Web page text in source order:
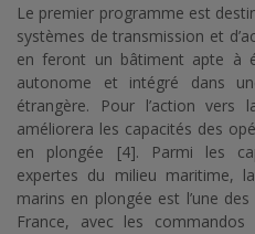
Le premier programme est
systèmes de transmission et
en feront un bâtiment apte à
autonome et intégré dans
étrangère. Pour l’action
améliorera les capacités des
en plongée [4]. Parmi les
expertes du milieu maritime,
marins en plongée est l’une
France, avec les